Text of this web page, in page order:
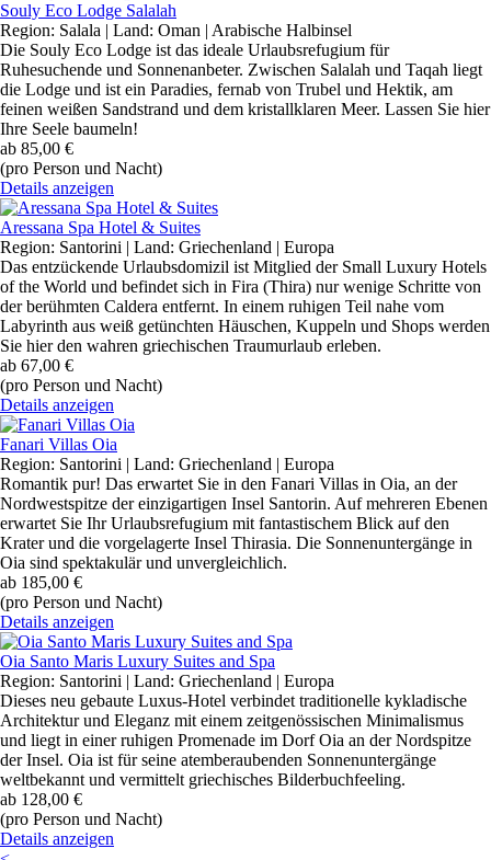
Souly Eco Lodge Salalah
Region: Salala | Land: Oman | Arabische Halbinsel
Die Souly Eco Lodge ist das ideale Urlaubsrefugium für
Ruhesuchende und Sonnenanbeter. Zwischen Salalah und Taqah liegt
die Lodge und ist ein Paradies, fernab von Trubel und Hektik, am
feinen weißen Sandstrand und dem kristallklaren Meer. Lassen Sie hier
Ihre Seele baumeln!
ab 85,00 €
(pro Person und Nacht)
Details anzeigen
Aressana Spa Hotel & Suites
Region: Santorini | Land: Griechenland | Europa
Das entzückende Urlaubsdomizil ist Mitglied der Small Luxury Hotels
of the World und befindet sich in Fira (Thira) nur wenige Schritte von
der berühmten Caldera entfernt. In einem ruhigen Teil nahe vom
Labyrinth aus weiß getünchten Häuschen, Kuppeln und Shops werden
Sie hier den wahren griechischen Traumurlaub erleben.
ab 67,00 €
(pro Person und Nacht)
Details anzeigen
Fanari Villas Oia
Region: Santorini | Land: Griechenland | Europa
Romantik pur! Das erwartet Sie in den Fanari Villas in Oia, an der
Nordwestspitze der einzigartigen Insel Santorin. Auf mehreren Ebenen
erwartet Sie Ihr Urlaubsrefugium mit fantastischem Blick auf den
Krater und die vorgelagerte Insel Thirasia. Die Sonnenuntergänge in
Oia sind spektakulär und unvergleichlich.
ab 185,00 €
(pro Person und Nacht)
Details anzeigen
Oia Santo Maris Luxury Suites and Spa
Region: Santorini | Land: Griechenland | Europa
Dieses neu gebaute Luxus-Hotel verbindet traditionelle kykladische
Architektur und Eleganz mit einem zeitgenössischen Minimalismus
und liegt in einer ruhigen Promenade im Dorf Oia an der Nordspitze
der Insel. Oia ist für seine atemberaubenden Sonnenuntergänge
weltbekannt und vermittelt griechisches Bilderbuchfeeling.
ab 128,00 €
(pro Person und Nacht)
Details anzeigen